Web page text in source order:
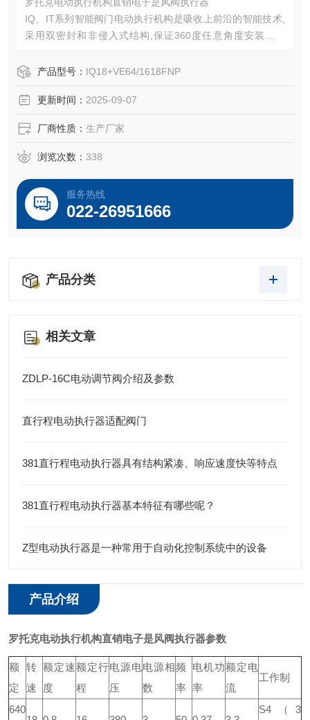
IQ、IT系列智能阀门电动执行机构是吸收上前沿的智能技术,
采用双密封和非侵入式结构,保证360度任意角度安装不漏
电一体化产品。
产品型号： IQ18+VE64/1618FNP
更新时间： 2025-09-07
厂商性质： 生产厂家
浏览次数： 338
服务热线
022-26951666
产品分类
相关文章
ZDLP-16C电动调节阀介绍及参数
直行程电动执行器适配阀门
381直行程电动执行器具有结构紧凑、响应速度快等特点
381直行程电动执行器基本特征有哪些呢？
Z型电动执行器是一种常用于自动化控制系统中的设备
产品介绍
罗托克电动执行机构直销电子是风阀执行器参数
额
定
转
速
额定速
度
额定行
程
电源电
压
电源相
数
频
率
电机功
率
额定电
流
工作制
640
S4（3